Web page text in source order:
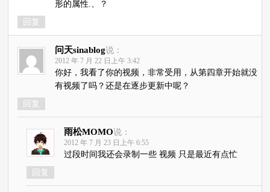
形的属性.、？
回复
问天sinablog说：
2012 年 7 月 22 日上午 3:42
你好，我看了你的视频，非常受用，从第四章开始就没
有视频了吗？还是在逐步更新中呢？
回复
雨松MOMO说：
2012 年 7 月 23 日上午 6:55
过段时间我还会录制一些 视频 只是最近有点忙
回复